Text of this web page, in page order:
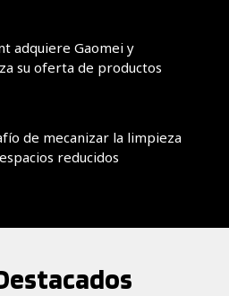
adquiere Gaomei y
su oferta de productos
de mecanizar la limpieza
reducidos